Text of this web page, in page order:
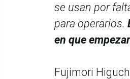
se usan por
para operarios.
en que
Fujimori